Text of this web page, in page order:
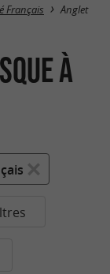
Français Anglet
à